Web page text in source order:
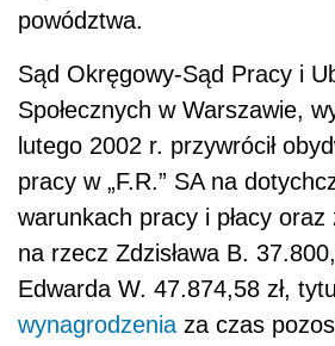
powództwa.
Sąd Okręgowy-Sąd Pracy i
Społecznych w Warszawie,
lutego 2002 r. przywrócił
pracy w „F.R.” SA na
warunkach pracy i płacy oraz
na rzecz Zdzisława B.
Edwarda W. 47.874,58 zł,
wynagrodzenia za czas